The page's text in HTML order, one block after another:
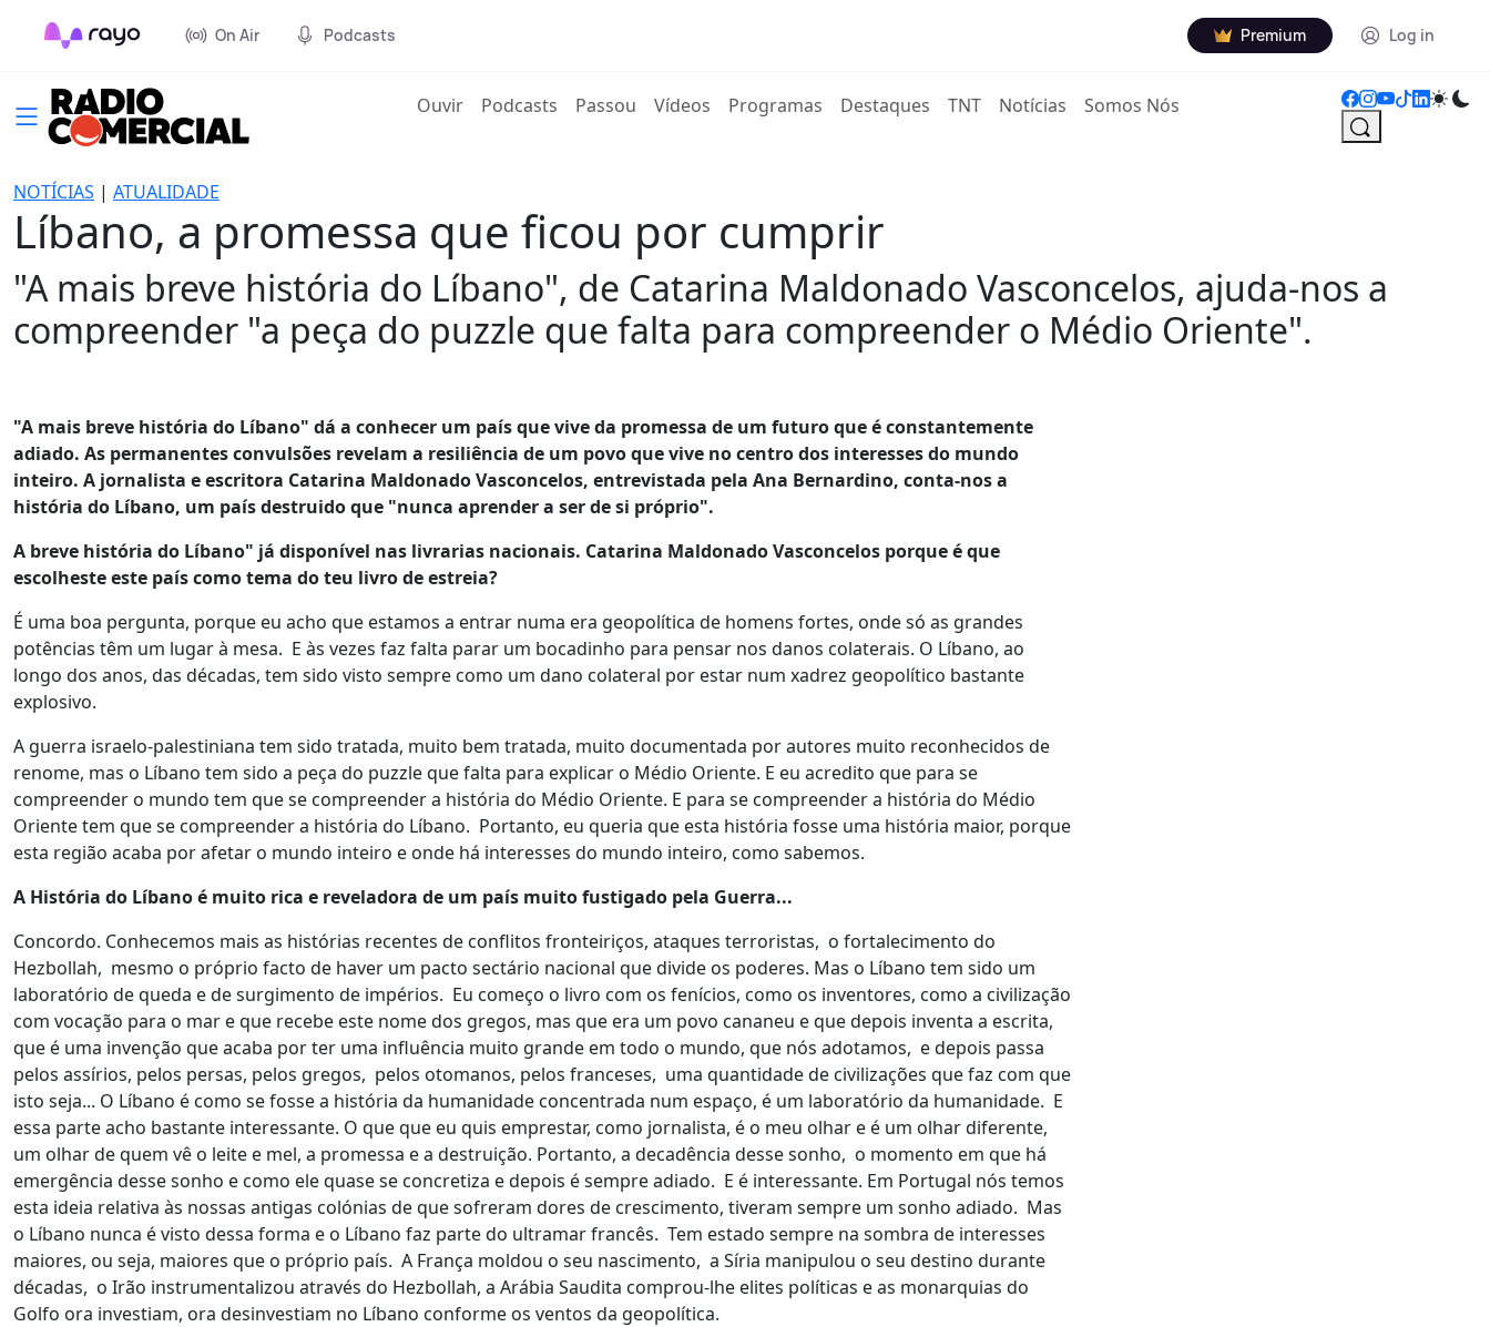
On Air Podcasts Premium Log in
Ouvir(current)
Podcasts Passou Vídeos Programas Destaques TNT Notícias Somos Nós
NOTÍCIAS | ATUALIDADE
Líbano, a promessa que ficou por cumprir
"A mais breve história do Líbano", de Catarina Maldonado Vasconcelos, ajuda-nos a
compreender "a peça do puzzle que falta para compreender o Médio Oriente".
"A mais breve história do Líbano" dá a conhecer um país que vive da promessa de um futuro que é constantemente
adiado. As permanentes convulsões revelam a resiliência de um povo que vive no centro dos interesses do mundo
inteiro. A jornalista e escritora Catarina Maldonado Vasconcelos, entrevistada pela Ana Bernardino, conta-nos a
história do Líbano, um país destruido que "nunca aprender a ser de si próprio".
A breve história do Líbano" já disponível nas livrarias nacionais. Catarina Maldonado Vasconcelos porque é que
escolheste este país como tema do teu livro de estreia?
É uma boa pergunta, porque eu acho que estamos a entrar numa era geopolítica de homens fortes, onde só as grandes
potências têm um lugar à mesa. E às vezes faz falta parar um bocadinho para pensar nos danos colaterais. O Líbano, ao
longo dos anos, das décadas, tem sido visto sempre como um dano colateral por estar num xadrez geopolítico bastante
explosivo.
A guerra israelo-palestiniana tem sido tratada, muito bem tratada, muito documentada por autores muito reconhecidos de
renome, mas o Líbano tem sido a peça do puzzle que falta para explicar o Médio Oriente. E eu acredito que para se
compreender o mundo tem que se compreender a história do Médio Oriente. E para se compreender a história do Médio
Oriente tem que se compreender a história do Líbano. Portanto, eu queria que esta história fosse uma história maior, porque
esta região acaba por afetar o mundo inteiro e onde há interesses do mundo inteiro, como sabemos.
A História do Líbano é muito rica e reveladora de um país muito fustigado pela Guerra...
Concordo. Conhecemos mais as histórias recentes de conflitos fronteiriços, ataques terroristas, o fortalecimento do
Hezbollah, mesmo o próprio facto de haver um pacto sectário nacional que divide os poderes. Mas o Líbano tem sido um
laboratório de queda e de surgimento de impérios. Eu começo o livro com os fenícios, como os inventores, como a civilização
com vocação para o mar e que recebe este nome dos gregos, mas que era um povo cananeu e que depois inventa a escrita,
que é uma invenção que acaba por ter uma influência muito grande em todo o mundo, que nós adotamos, e depois passa
pelos assírios, pelos persas, pelos gregos, pelos otomanos, pelos franceses, uma quantidade de civilizações que faz com que
isto seja... O Líbano é como se fosse a história da humanidade concentrada num espaço, é um laboratório da humanidade. E
essa parte acho bastante interessante. O que que eu quis emprestar, como jornalista, é o meu olhar e é um olhar diferente,
um olhar de quem vê o leite e mel, a promessa e a destruição. Portanto, a decadência desse sonho, o momento em que há
emergência desse sonho e como ele quase se concretiza e depois é sempre adiado. E é interessante. Em Portugal nós temos
esta ideia relativa às nossas antigas colónias de que sofreram dores de crescimento, tiveram sempre um sonho adiado. Mas
o Líbano nunca é visto dessa forma e o Líbano faz parte do ultramar francês. Tem estado sempre na sombra de interesses
maiores, ou seja, maiores que o próprio país. A França moldou o seu nascimento, a Síria manipulou o seu destino durante
décadas, o Irão instrumentalizou através do Hezbollah, a Arábia Saudita comprou-lhe elites políticas e as monarquias do
Golfo ora investiam, ora desinvestiam no Líbano conforme os ventos da geopolítica.